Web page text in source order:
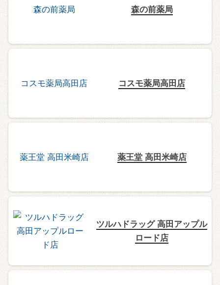
森の前薬局
コスモ薬局高田店
薬王堂 高田米崎店
ツルハドラッグ 高田アップル
ロード店